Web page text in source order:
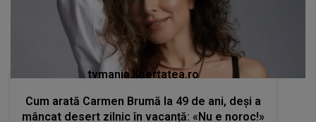
tvmania.libertatea.ro
Cum arată Carmen Brumă la 49 de ani, deși a
mâncat desert zilnic în vacanță: «Nu e noroc!»